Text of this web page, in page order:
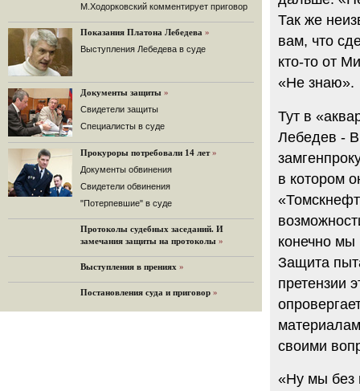
Нарулил
Игорь Сечин просит о помощи.
Ссылаясь на санкции, глава
«Роснефти» хочет выбить из фонда
12.08.2014
Граждане не хотят платить по счетам ЮКОСа
Решение Гаагского суда о компенсации $50 млрд
поддержали 12%.
129 комментариев
Вечер у Ходорковских. Вспоминает Иван Стариков.
11.08.2014
«Удивительно сильная, мощная и
достойная только преклонения
М.Ходорковский комментирует приговор
Показания Платона Лебедева »
Выступления Лебедева в суде
Документы защиты »
Cвидетели защиты
Cпециалисты в суде
Прокуроры потребовали 14 лет »
Документы обвинения
Свидетели обвинения
"Потерпевшие" в суде
Протоколы судебных заседаний. И
замечания защиты на протоколы »
Выступления в прениях »
Постановления суда и приговор »
Так же
вам, что
кто-то от
«Не знаю».
Тут в
Лебедев - В
в котором
конечно мы
Защита
претензии
своими
«Ну мы без